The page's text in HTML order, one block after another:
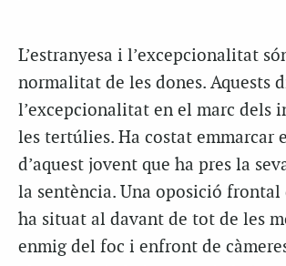
L’estranyesa i l’excepcionalitat
normalitat de les dones. Aquests
l’excepcionalitat en el marc dels
les tertúlies. Ha costat emmarcar
d’aquest jovent que ha pres la
la sentència. Una oposició frontal
ha situat al davant de tot de les
enmig del foc i enfront de